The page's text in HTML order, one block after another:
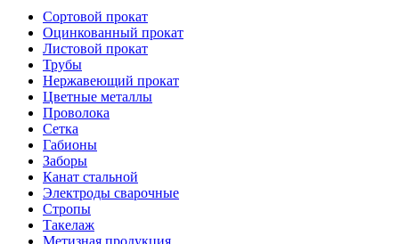
Сортовой прокат
Оцинкованный прокат
Листовой прокат
Трубы
Нержавеющий прокат
Цветные металлы
Проволока
Сетка
Габионы
Заборы
Канат стальной
Электроды сварочные
Стропы
Такелаж